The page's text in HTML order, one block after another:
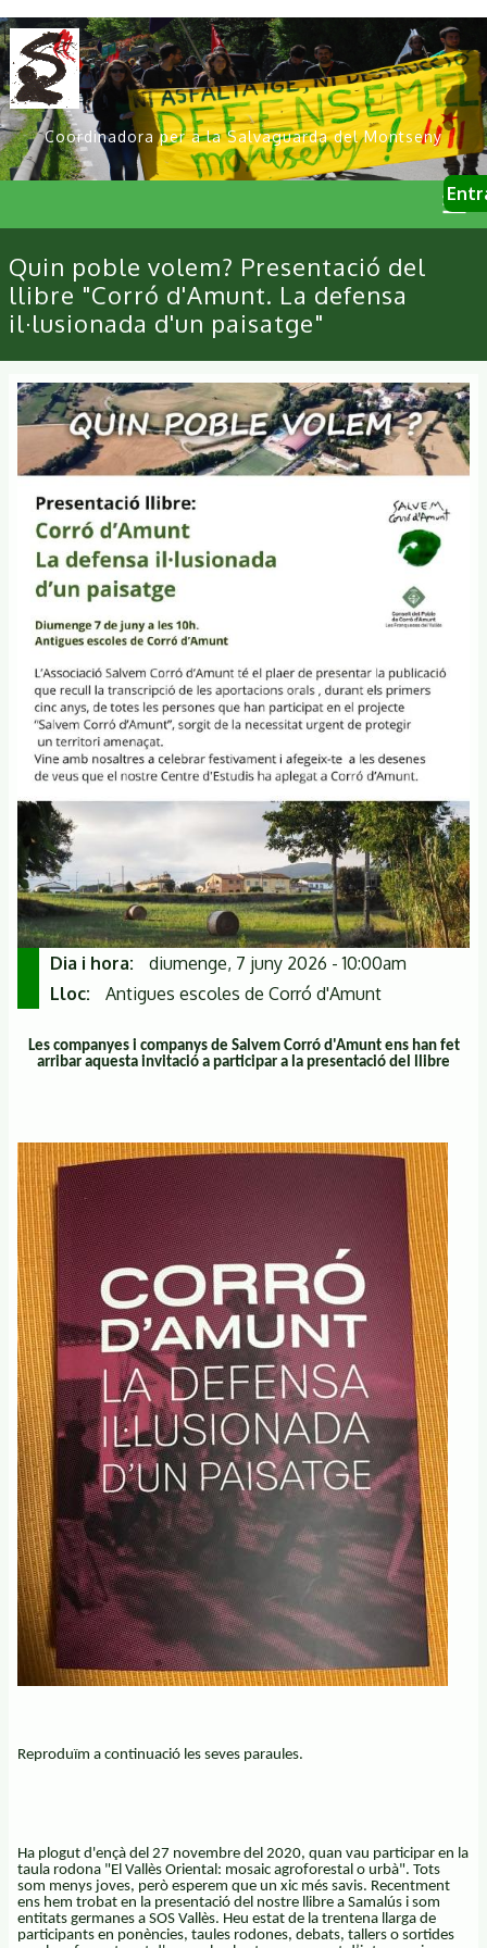
Vés
al
contingut
Coordinadora per a la Salvaguarda del Montseny
User
Primary
links
Quin poble volem? Presentació del
llibre "Corró d'Amunt. La defensa
il·lusionada d'un paisatge"
Dia i hora
diumenge, 7 juny 2026 - 10:00am
Lloc
Antigues escoles de Corró d'Amunt
Les companyes i companys de Salvem Corró d'Amunt ens han fet
arribar aquesta invitació a participar a la presentació del llibre
Reproduïm a continuació les seves paraules.
Ha plogut d'ençà del 27 novembre del 2020, quan vau participar en la
taula rodona "El Vallès Oriental: mosaic agroforestal o urbà". Tots
som menys joves, però esperem que un xic més savis. Recentment
ens hem trobat en la presentació del nostre llibre a Samalús i som
entitats germanes a SOS Vallès. Heu estat de la trentena llarga de
participants en ponències, taules rodones, debats, tallers o sortides